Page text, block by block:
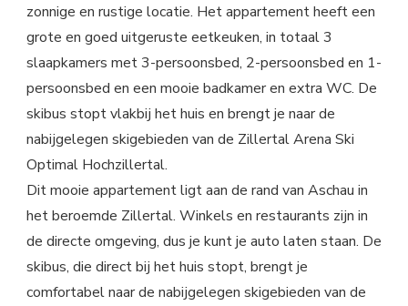
zonnige en rustige locatie. Het appartement heeft een
grote en goed uitgeruste eetkeuken, in totaal 3
slaapkamers met 3-persoonsbed, 2-persoonsbed en 1-
persoonsbed en een mooie badkamer en extra WC. De
skibus stopt vlakbij het huis en brengt je naar de
nabijgelegen skigebieden van de Zillertal Arena Ski
Optimal Hochzillertal.
Dit mooie appartement ligt aan de rand van Aschau in
het beroemde Zillertal. Winkels en restaurants zijn in
de directe omgeving, dus je kunt je auto laten staan. De
skibus, die direct bij het huis stopt, brengt je
comfortabel naar de nabijgelegen skigebieden van de